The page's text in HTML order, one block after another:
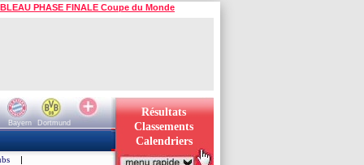
PHASE FINALE Coupe du Monde
Bayern
Dortmund
Résultats
Classements
Calendriers
|